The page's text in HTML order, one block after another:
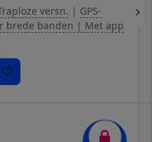
versn. | GPS-
brede banden | Met app